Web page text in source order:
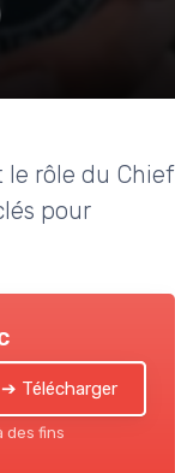
rôle du Chief
pour
➔ Télécharger
des fins